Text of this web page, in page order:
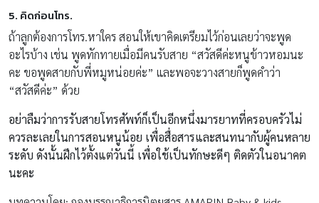
5. คิดก่อนโทร.
ถ้าลูกต้องการโทร.หาใคร สอนให้เขาคิดเตรียมไว้ก่อนเลยว่าจะพูด
อะไรบ้าง เช่น พูดทักทายเมื่อมีคนรับสาย “สวัสดีค่ะหนูข้าวหอมนะ
คะ ขอพูดสายกับพี่หมูหน่อยค่ะ” และพอจะวางสายก็พูดคำว่า
“สวัสดีค่ะ” ด้วย
อย่าลืมว่าการรับสายโทรศัพท์ก็เป็นอีกหนึ่งมารยาทที่ครอบครัวไม่
ควรละเลยในการสอนหนูน้อย เพื่อสื่อสารและสนทนากับผู้คนหลาย
ระดับ ดังนั้นฝึกไว้ตั้งแต่วันนี้ เพื่อใช้เป็นทักษะดีๆ ติดตัวในอนาคต
นะคะ